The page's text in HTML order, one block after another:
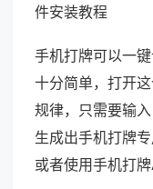
件安装教程
手机打牌可以一
十分简单，打开
规律，只需要输
生成出手机打牌
或者使用手机打